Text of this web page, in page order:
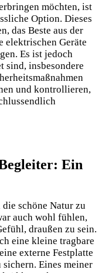
möchten, ist
Option. Dieses
das⁣ Beste aus der⁤
Geräte
‍Es⁢ ist jedoch
‍sind, insbesondere
und⁣ kontrollieren,
Ein
schöne⁣ Natur ⁤zu
auch‌ wohl fühlen,⁢
draußen zu sein.
eine kleine⁢ tragbare‌
externe Festplatte⁤
Eines meiner